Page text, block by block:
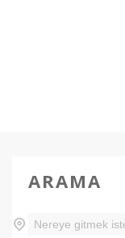
ARAMA